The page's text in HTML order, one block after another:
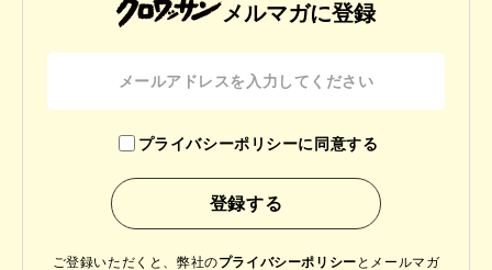
メルマガに登録
プライバシーポリシーに同意する
ご登録いただくと、弊社のプライバシーポリシー と メールマガ